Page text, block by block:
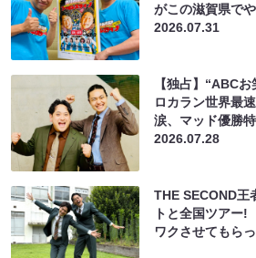
がこの滋賀県で
2026.07.31
【独占】“ABC
ロカラン世界最
涙、マッド優勝
2026.07.28
THE SECOND王
トと全国ツアー!
ワクさせてもら